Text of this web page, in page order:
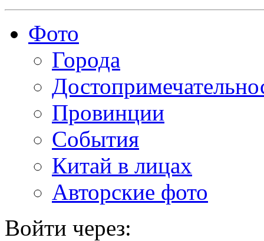
Фото
Города
Провинции
События
Китай в лицах
Авторские фото
Войти через: